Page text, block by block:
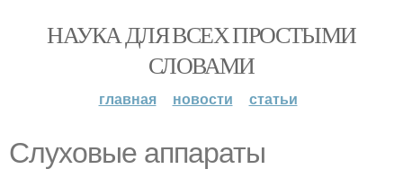
НАУКА ДЛЯ ВСЕХ ПРОСТЫМИ
СЛОВАМИ
главная новости статьи
Слуховые аппараты